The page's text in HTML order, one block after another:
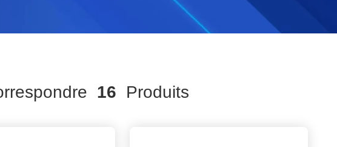
16 Produits